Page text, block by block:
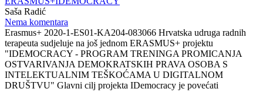
Saša Radić
Nema komentara
Erasmus+ 2020-1-ES01-KA204-083066 Hrvatska udruga radnih
terapeuta sudjeluje na još jednom ERASMUS+ projektu
"IDEMOCRACY - PROGRAM TRENINGA PROMICANJA
OSTVARIVANJA DEMOKRATSKIH PRAVA OSOBA S
INTELEKTUALNIM TEŠKOĆAMA U DIGITALNOM
DRUŠTVU" Glavni cilj projekta IDemocracy je povećati